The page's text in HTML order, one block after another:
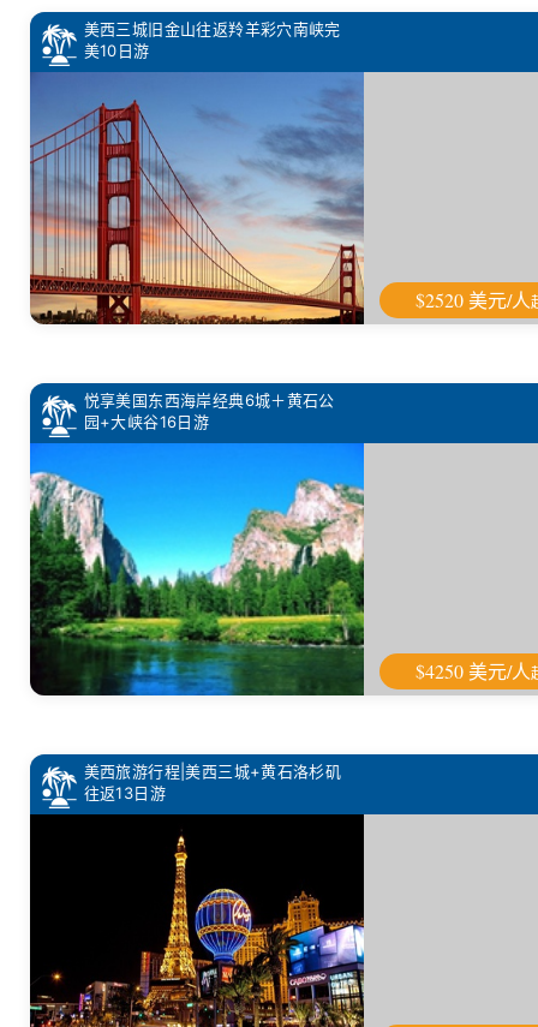
美西三城旧金山往返羚羊彩穴南峡完
美10日游
$2520 美元/人
悦享美国东西海岸经典6城＋黄石公
园+大峡谷16日游
$4250 美元/人
美西旅游行程|美西三城+黄石洛杉矶
往返13日游